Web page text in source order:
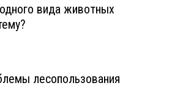
вида животных
лесопользования